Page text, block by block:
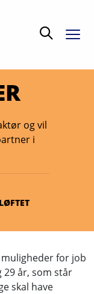
Søg
og vil
i
for job
29 år, som står
skal have